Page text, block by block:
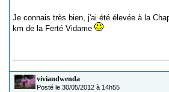
Je connais très bien, j'ai été élevée à la
km de la Ferté Vidame
viviandwenda
Posté le 30/05/2012 à 14h55